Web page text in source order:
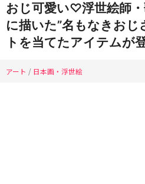
おじ可愛い♡浮世絵師
に描いた”名もなきおじ
トを当てたアイテムが
アート / 日本画・浮世絵